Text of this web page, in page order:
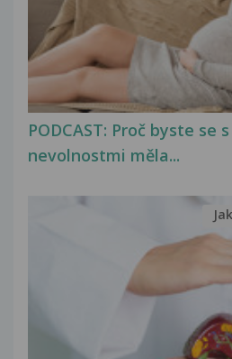
PODCAST: Proč byste se
nevolnostmi měla...